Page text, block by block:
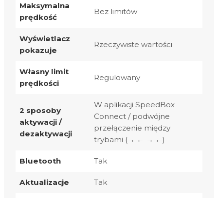
Maksymalna
prędkość
Bez limitów
Wyświetlacz
pokazuje
Rzeczywiste wartości
Własny limit
prędkości
Regulowany
2 sposoby
aktywacji /
dezaktywacji
W aplikacji SpeedBox
Connect / podwójne
przełączenie między
trybami (→ ← → ←)
Bluetooth Tak
Aktualizacje Tak